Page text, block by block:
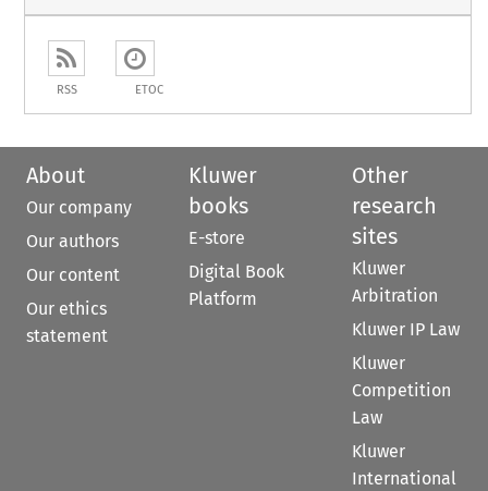
RSS ETOC
About
Our company
Our authors
Our content
Our ethics
statement
Kluwer
books
E-store
Digital Book
Platform
Other
research
sites
Kluwer
Arbitration
Kluwer IP Law
Kluwer
Competition
Law
Kluwer
International